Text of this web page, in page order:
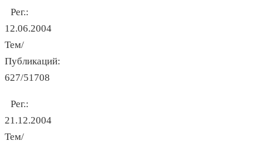
Рег.:
12.06.2004
Тем/
Публикаций:
627/51708
Рег.:
21.12.2004
Тем/